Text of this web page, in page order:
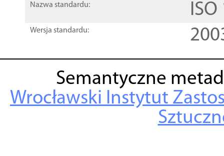
Nazwa standardu:
Wersja standardu:
Semantyczne
Wrocławski Instytut